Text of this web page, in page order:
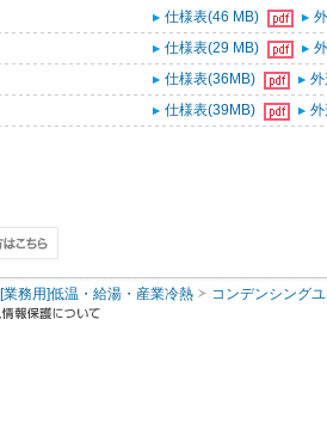
仕様表(46 MB)
仕様表(29 MB)
仕様表(36MB)
仕様表(39MB)
[業務用]低温・給湯・産業冷熱 コンデンシング